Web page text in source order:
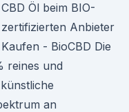
CBD Öl beim BIO-
zertifizierten Anbieter
Kaufen - BioCBD Die
reines und
an